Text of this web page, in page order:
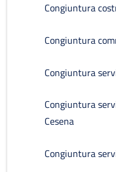
Congiuntura
Congiuntura
Congiuntura
Congiuntura
Cesena
Congiuntura